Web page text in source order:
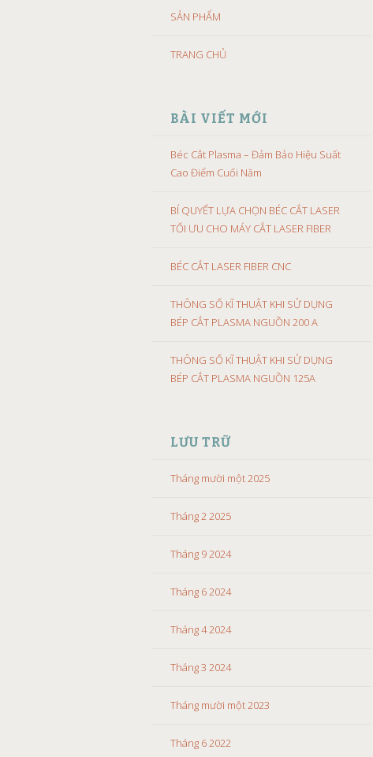
SẢN PHẨM
TRANG CHỦ
BÀI VIẾT MỚI
Béc Cắt Plasma – Đảm Bảo Hiệu Suất
Cao Điểm Cuối Năm
BÍ QUYẾT LỰA CHỌN BÉC CẮT LASER
TỐI ƯU CHO MÁY CẮT LASER FIBER
BÉC CẮT LASER FIBER CNC
THÔNG SỐ KĨ THUẬT KHI SỬ DỤNG
BÉP CẮT PLASMA NGUỒN 200 A
THÔNG SỐ KĨ THUẬT KHI SỬ DỤNG
BÉP CẮT PLASMA NGUỒN 125A
LƯU TRỮ
Tháng mười một 2025
Tháng 2 2025
Tháng 9 2024
Tháng 6 2024
Tháng 4 2024
Tháng 3 2024
Tháng mười một 2023
Tháng 6 2022